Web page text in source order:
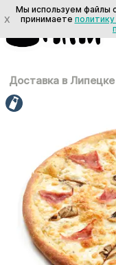
Доставка в Липецке
X
Мы используем файлы
принимаете